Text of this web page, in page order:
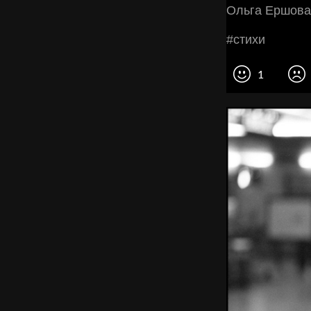
Ольгa Εpшoвa
#cтихи
1